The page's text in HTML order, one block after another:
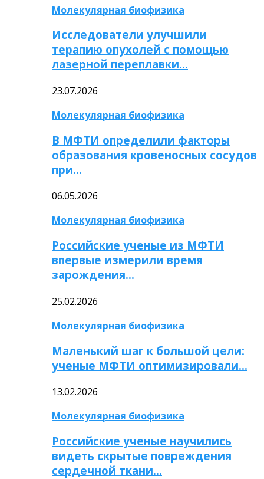
Молекулярная биофизика
Исследователи улучшили
терапию опухолей с помощью
лазерной переплавки…
23.07.2026
Молекулярная биофизика
В МФТИ определили факторы
образования кровеносных сосудов
при…
06.05.2026
Молекулярная биофизика
Российские ученые из МФТИ
впервые измерили время
зарождения…
25.02.2026
Молекулярная биофизика
Маленький шаг к большой цели:
ученые МФТИ оптимизировали…
13.02.2026
Молекулярная биофизика
Российские ученые научились
видеть скрытые повреждения
сердечной ткани…